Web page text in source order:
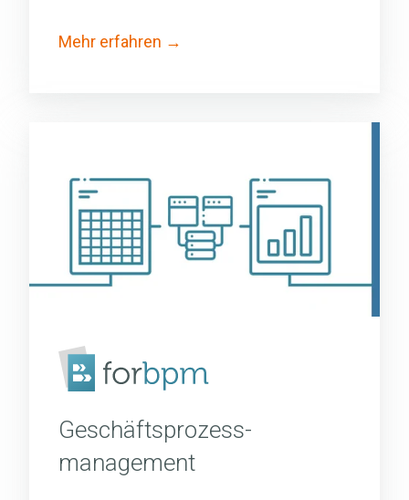
Mehr erfahren
Geschäftsprozess­
management